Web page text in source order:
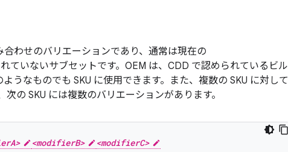
合わせのバリエーションであり、通常は現在の
ていないサブセットです。OEM は、CDD で認められているビル
うなものでも SKU に使用できます。また、複数の SKU に対して
の SKU には複数のバリエーションがあります。
<modifierB> <modifierC>